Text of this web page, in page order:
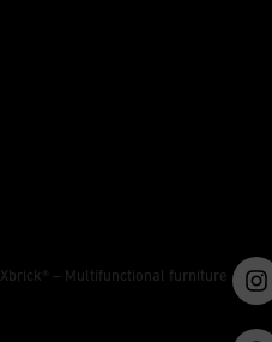
Xbrick® – Multifunctional furniture